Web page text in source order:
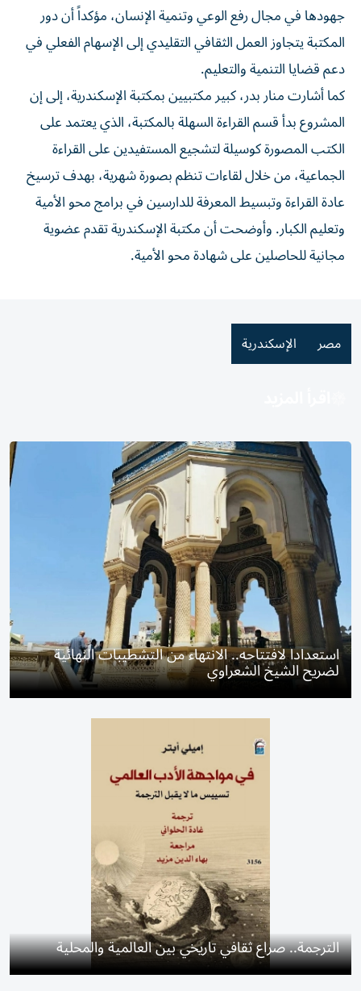
جهودها في مجال رفع الوعي وتنمية الإنسان، مؤكداً أن دور
المكتبة يتجاوز العمل الثقافي التقليدي إلى الإسهام الفعلي في
دعم قضايا التنمية والتعليم.
كما أشارت منار بدر، كبير مكتبيين بمكتبة الإسكندرية، إلى إن
المشروع بدأ قسم القراءة السهلة بالمكتبة، الذي يعتمد على
الكتب المصورة كوسيلة لتشجيع المستفيدين على القراءة
الجماعية، من خلال لقاءات تنظم بصورة شهرية، بهدف ترسيخ
عادة القراءة وتبسيط المعرفة للدارسين في برامج محو الأمية
وتعليم الكبار. وأوضحت أن مكتبة الإسكندرية تقدم عضوية
مجانية للحاصلين على شهادة محو الأمية.
مصر الإسكندرية
استعدادا لافتتاحه.. الانتهاء من التشطيبات النهائية
لضريح الشيخ الشعراوي
الترجمة.. صراع ثقافي تاريخي بين العالمية والمحلية